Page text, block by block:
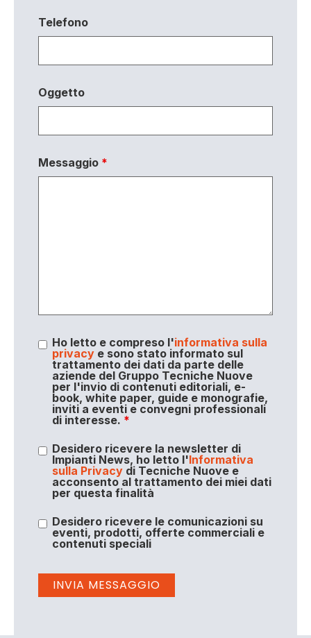
Telefono
Oggetto
Messaggio *
Ho letto e compreso l'informativa sulla
privacye sono stato informato sul
trattamento dei dati da parte delle
aziende del Gruppo Tecniche Nuove
per l'invio di contenuti editoriali, e-
book, white paper, guide e monografie,
inviti a eventi e convegni professionali
di interesse. *
Desidero ricevere la newsletter di
Impianti News, ho letto l'Informativa
sulla Privacydi Tecniche Nuove e
acconsento al trattamento dei miei dati
per questa finalità
Desidero ricevere le comunicazioni su
eventi, prodotti, offerte commerciali e
contenuti speciali